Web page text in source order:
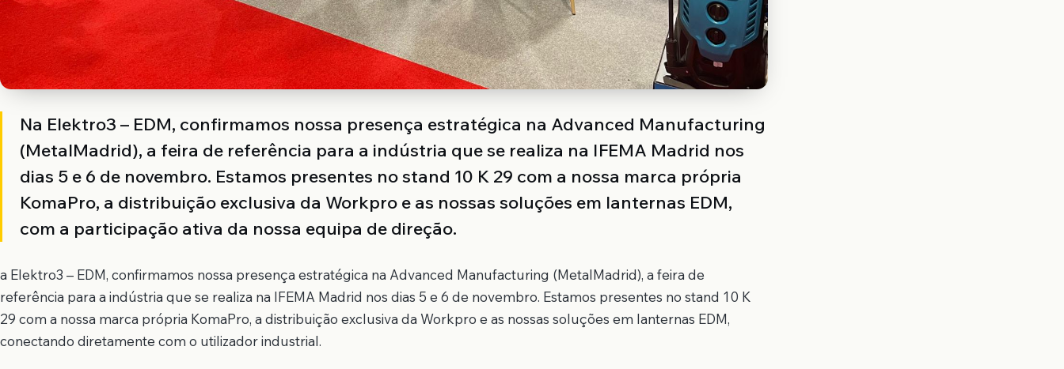
Na Elektro3 – EDM, confirmamos nossa presença estratégica na Advanced Manufacturing
(MetalMadrid), a feira de referência para a indústria que se realiza na IFEMA Madrid nos
dias 5 e 6 de novembro. Estamos presentes no stand 10 K 29 com a nossa marca própria
KomaPro, a distribuição exclusiva da Workpro e as nossas soluções em lanternas EDM,
com a participação ativa da nossa equipa de direção.
a Elektro3 – EDM, confirmamos nossa presença estratégica na Advanced Manufacturing (MetalMadrid), a feira de
referência para a indústria que se realiza na IFEMA Madrid nos dias 5 e 6 de novembro. Estamos presentes no stand 10 K
29 com a nossa marca própria KomaPro, a distribuição exclusiva da Workpro e as nossas soluções em lanternas EDM,
conectando diretamente com o utilizador industrial.